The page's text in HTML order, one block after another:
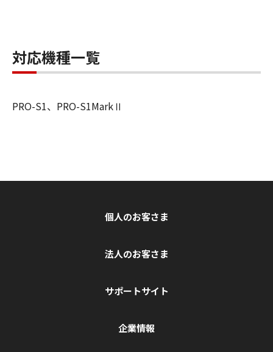
対応機種一覧
PRO-S1、PRO-S1MarkⅡ
個人のお客さま
法人のお客さま
サポートサイト
企業情報